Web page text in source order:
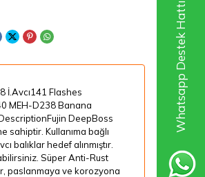
Whatsapp Destek Hattı
İ.Avcı141 Flashes
MEH-D238 Banana
DeepBoss
sahiptir. Kullanıma bağlı
hedef alınmıştır.
Süper Anti-Rust
paslanmaya ve korozyona